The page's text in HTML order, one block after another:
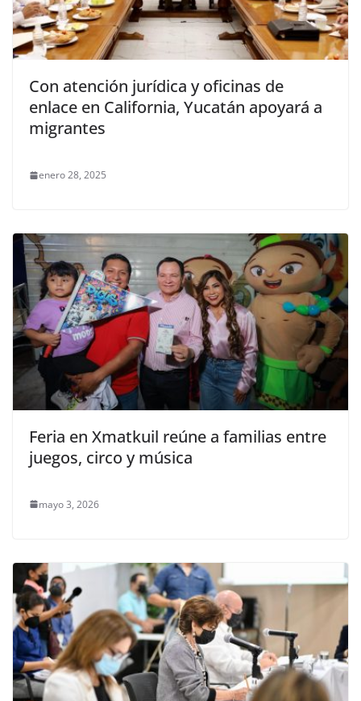
Con atención jurídica y oficinas de
enlace en California, Yucatán apoyará a
migrantes
enero 28, 2025
Feria en Xmatkuil reúne a familias entre
juegos, circo y música
mayo 3, 2026